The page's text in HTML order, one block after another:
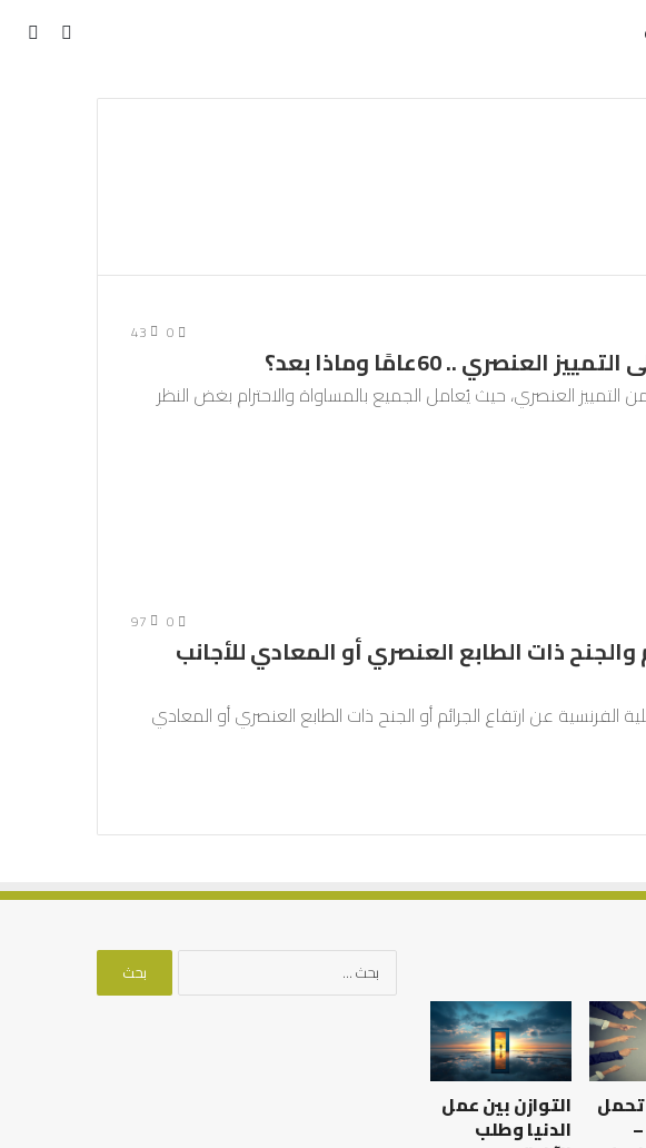
مقال
0
43
.. 60عامًا وماذا بعد؟
العنصري، حيث يُعامل الجميع بالمساواة والاحترام بغض النظر
0
97
والجنح ذات الطابع العنصري أو المعادي للأجانب
الفرنسية عن ارتفاع الجرائم أو الجنح ذات الطابع العنصري أو المعادي
تحمل التوازن بين عمل
الدنيا وطلب
البحث